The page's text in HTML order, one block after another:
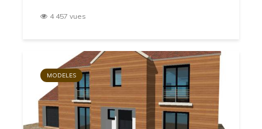
4 457 vues
MODELES